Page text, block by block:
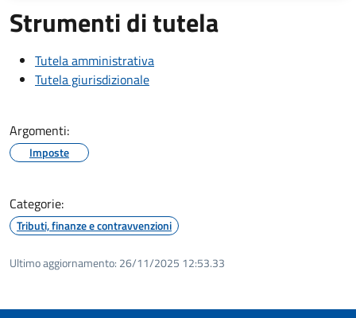
Strumenti di tutela
Tutela amministrativa
Tutela giurisdizionale
Argomenti:
Imposte
Categorie:
Tributi, finanze e contravvenzioni
Ultimo aggiornamento: 26/11/2025 12:53.33